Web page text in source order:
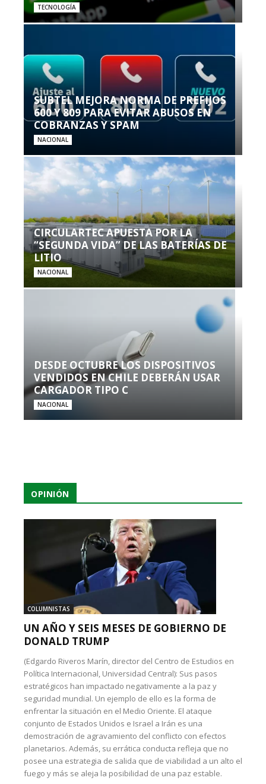
TECNOLOGÍA
SUBTEL MEJORA NORMA DE PREFIJOS
600 Y 809 PARA EVITAR ABUSOS EN
COBRANZAS Y SPAM
NACIONAL
CIRCULARTEC APUESTA POR LA
“SEGUNDA VIDA” DE LAS BATERÍAS DE
LITIO
NACIONAL
DESDE OCTUBRE LOS DISPOSITIVOS
VENDIDOS EN CHILE DEBERÁN USAR
CARGADOR TIPO C
NACIONAL
OPINIÓN
COLUMNISTAS
UN AÑO Y SEIS MESES DE GOBIERNO DE
DONALD TRUMP
(Edgardo Riveros Marín, director del Centro de Estudios en
Política Internacional, Universidad Central): Sus pasos
estratégicos han impactado negativamente a la paz y
seguridad mundial. Un ejemplo de ello es la forma de
enfrentar la situación en el Medio Oriente. El ataque
conjunto de Estados Unidos e Israel a Irán es una
demostración de agravamiento del conflicto con efectos
planetarios. Además, su errática conducta refleja que no
posee una estrategia de salida que de viabilidad a un alto el
fuego y más se aleja la posibilidad de una paz estable.